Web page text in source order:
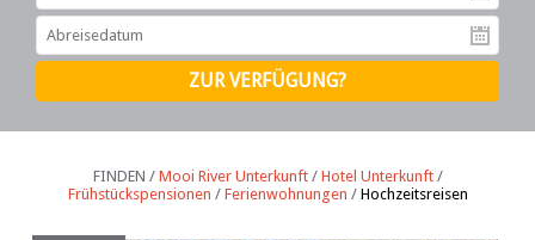
FINDEN / Mooi River Unterkunft/ Hotel Unterkunft/
Frühstückspensionen / Ferienwohnungen / Hochzeitsreisen